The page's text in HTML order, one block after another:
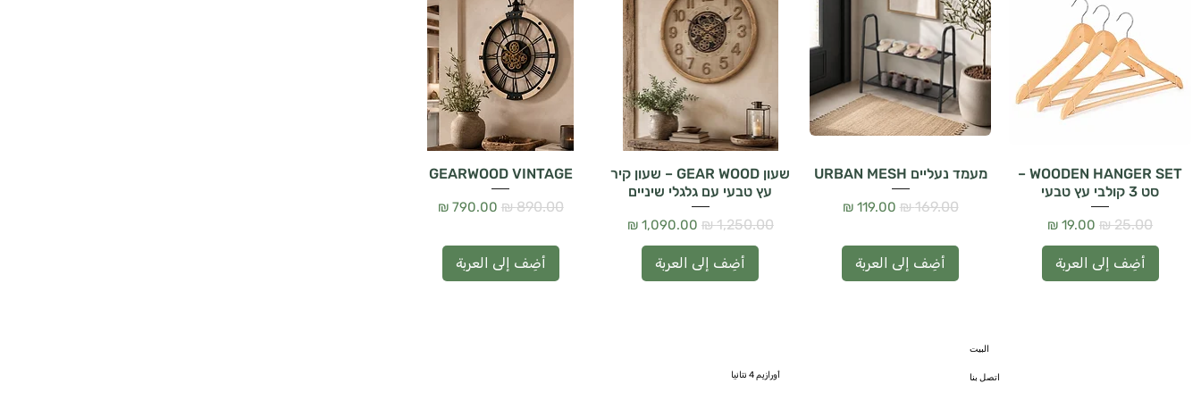
WOODEN HANGER SET –
סט 3 קולבי עץ טבעי
سعر عادي سعر البيع
أضِف إلى العربة
מעמד נעליים URBAN MESH
سعر عادي‏169.00 ₪ سعر البيع
أضِف إلى العربة
שעון GEAR WOOD – שעון קיר
עץ טבעי עם גלגלי שיניים
سعر عادي‏1,250.00 ₪ سعر البيع
أضِف إلى العربة
GEARWOOD VINTAGE
سعر عادي‏890.00 ₪ سعر البيع
أضِف إلى العربة
أورازيم 4 نتانيا
البيت
اتصل بنا